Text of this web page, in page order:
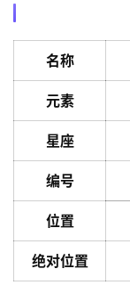
名称
元素
星座
编号
位置
绝对位置